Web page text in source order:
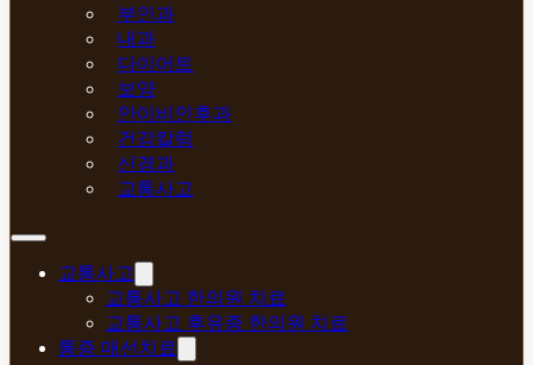
부인과
내과
다이어트
보양
안이비인후과
건강칼럼
신경과
교통사고
교통사고
교통사고 한의원 치료
교통사고 후유증 한의원 치료
통증 매선치료